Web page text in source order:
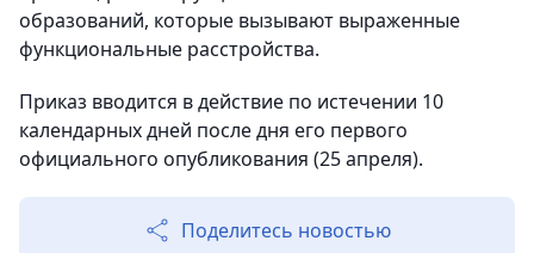
образований, которые вызывают выраженные
функциональные расстройства.
Приказ вводится в действие по истечении 10
календарных дней после дня его первого
официального опубликования (25 апреля).
Поделитесь новостью